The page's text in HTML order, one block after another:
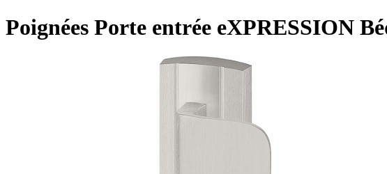
Poignées Porte entrée eXPRESSION